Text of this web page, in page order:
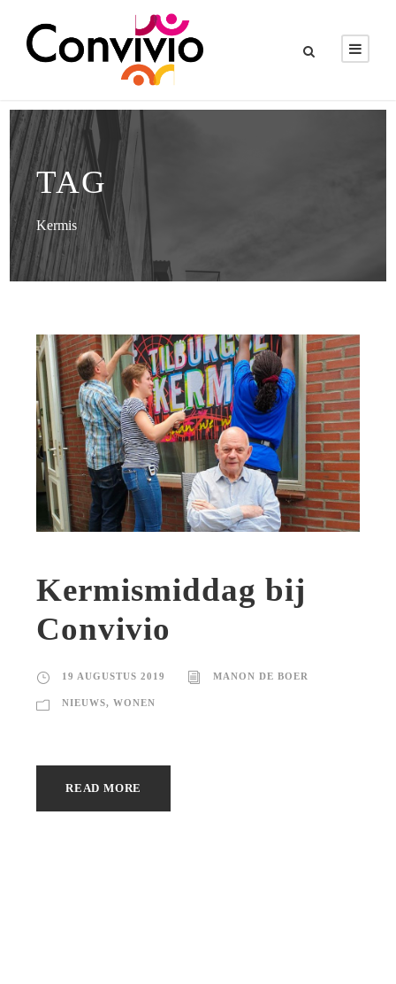
TAG
Kermis
Kermismiddag bij
Convivio
19 AUGUSTUS 2019 MANON DE BOER
NIEUWS, WONEN
READ MORE